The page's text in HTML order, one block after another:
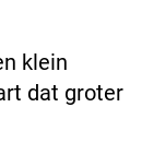
klein
dat groter